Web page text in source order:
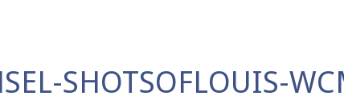
SHOTSOFLOUIS-